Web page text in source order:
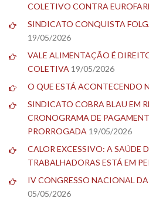
COLETIVO CONTRA
SINDICATO CONQUISTA
19/05/2026
VALE ALIMENTAÇÃO É
COLETIVA 19/05/2026
O QUE ESTÁ ACONTECENDO
SINDICATO COBRA BLAU EM
CRONOGRAMA DE
PRORROGADA 19/05/2026
CALOR EXCESSIVO: A SAÚDE
TRABALHADORAS ESTÁ EM
IV CONGRESSO NACIONAL
05/05/2026